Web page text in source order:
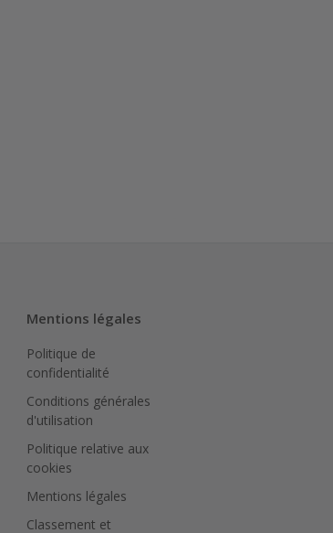
Mentions légales
Politique de
confidentialité
Conditions générales
d'utilisation
Politique relative aux
cookies
Mentions légales
Classement et